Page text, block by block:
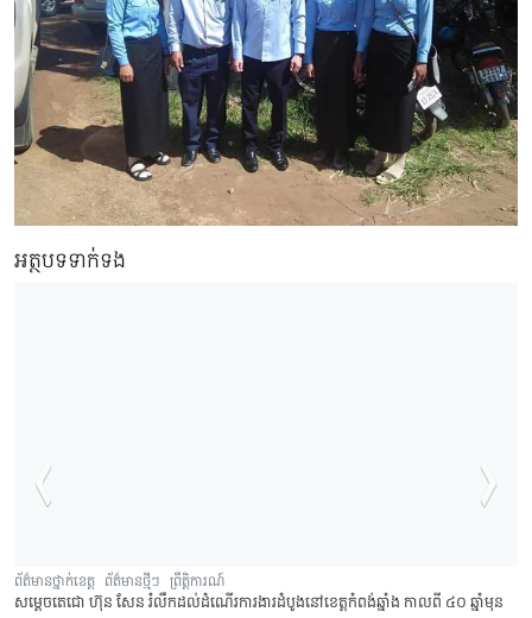
អត្ថបទទាក់ទង
ព័ត៌មានថ្នាក់ខេត្ត ព័ត៌មានថ្មីៗ ព្រឹត្តិការណ៍
សម្តេចតេជោ ហ៊ុន សែន រំលឹកដល់ដំណើរការងារដំបូងនៅខេត្តកំពង់ឆ្នាំង កាលពី ៤០ ឆ្នាំមុន